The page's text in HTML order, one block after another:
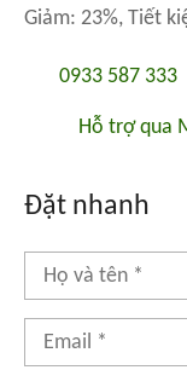
Giảm: 23%, Tiết
0933 587 333
Hỗ trợ qua
Đặt nhanh